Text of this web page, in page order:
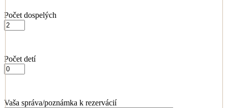
Počet dospelých
Počet detí
Vaša správa/poznámka k rezervácií